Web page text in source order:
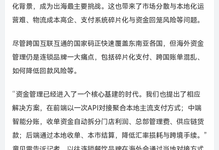
化背景，成为出海最主要挑战。这也带来了市场分散与本地化运
营难、物流成本高企、支付系统碎片化与资金回笼风险等问题。
尽管跨国互联互通的国家码正快速覆盖东南亚各国，但海外资金
管理仍是连锁品牌一大痛点，包括碎片化支付、跨国账单混乱、
如何降低回款风险等。
“资金管理已经进入了一个核心基建的时代。我们也提出了相应
解决方案，在前端以一次API 对接聚合本地主流支付方式；中端
智能分账，收单资金自动拆分门店利润、总部管理费、供应链货
款；后端通过本地收单、本市结算，降低汇率损耗与跨境手续。”